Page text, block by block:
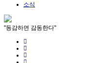
소식
"동감하면 감동한다"